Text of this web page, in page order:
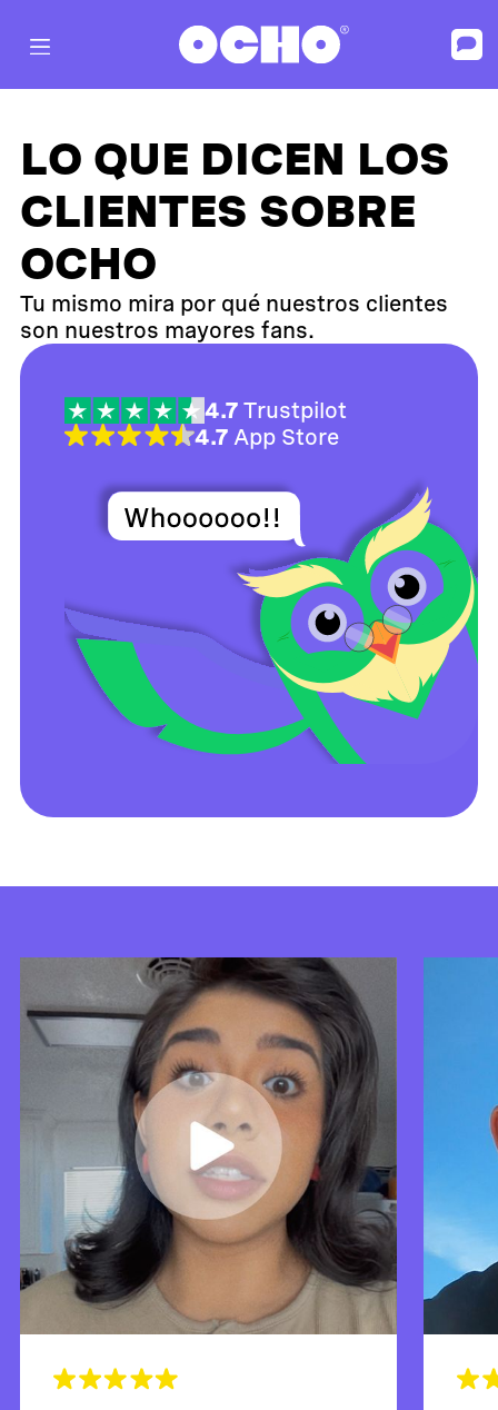
LO QUE DICEN LOS
CLIENTES SOBRE
OCHO
Tu mismo mira por qué nuestros clientes
son nuestros mayores fans.
4.7Trustpilot
4.7App Store